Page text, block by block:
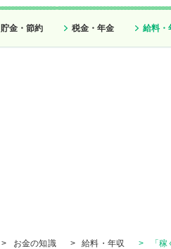
貯金・節約 税金・年金 給料・
> お金の知識 > 給料・年収 > 「